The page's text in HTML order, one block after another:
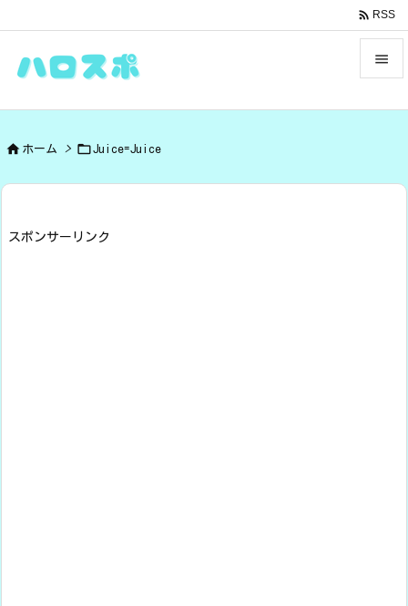


 RSS
 ホーム > Juice=Juice
スポンサーリンク